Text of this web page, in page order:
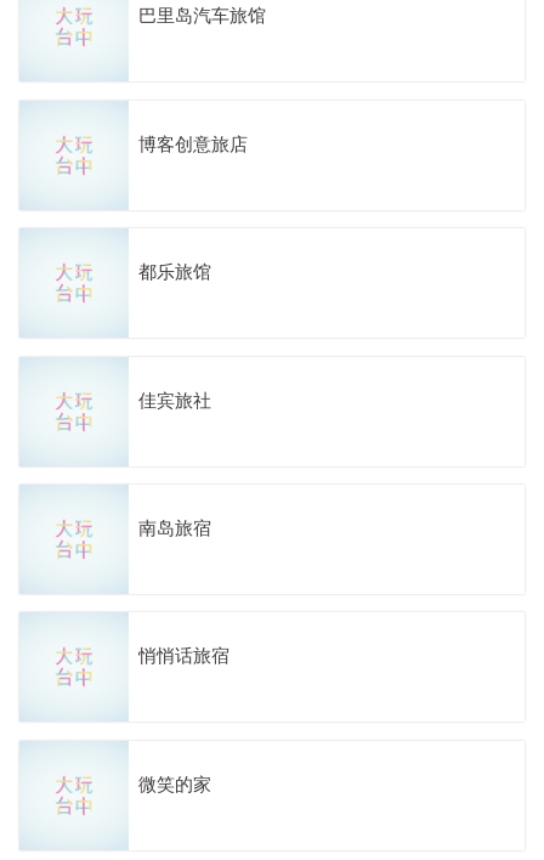
巴里岛汽车旅馆
博客创意旅店
都乐旅馆
佳宾旅社
南岛旅宿
悄悄话旅宿
微笑的家